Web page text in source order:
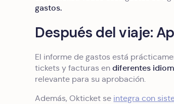
gastos.
Después del viaje:
El informe de gastos está
tickets y facturas endiferentes
relevante para su aprobación.
Además, Okticket se integra con